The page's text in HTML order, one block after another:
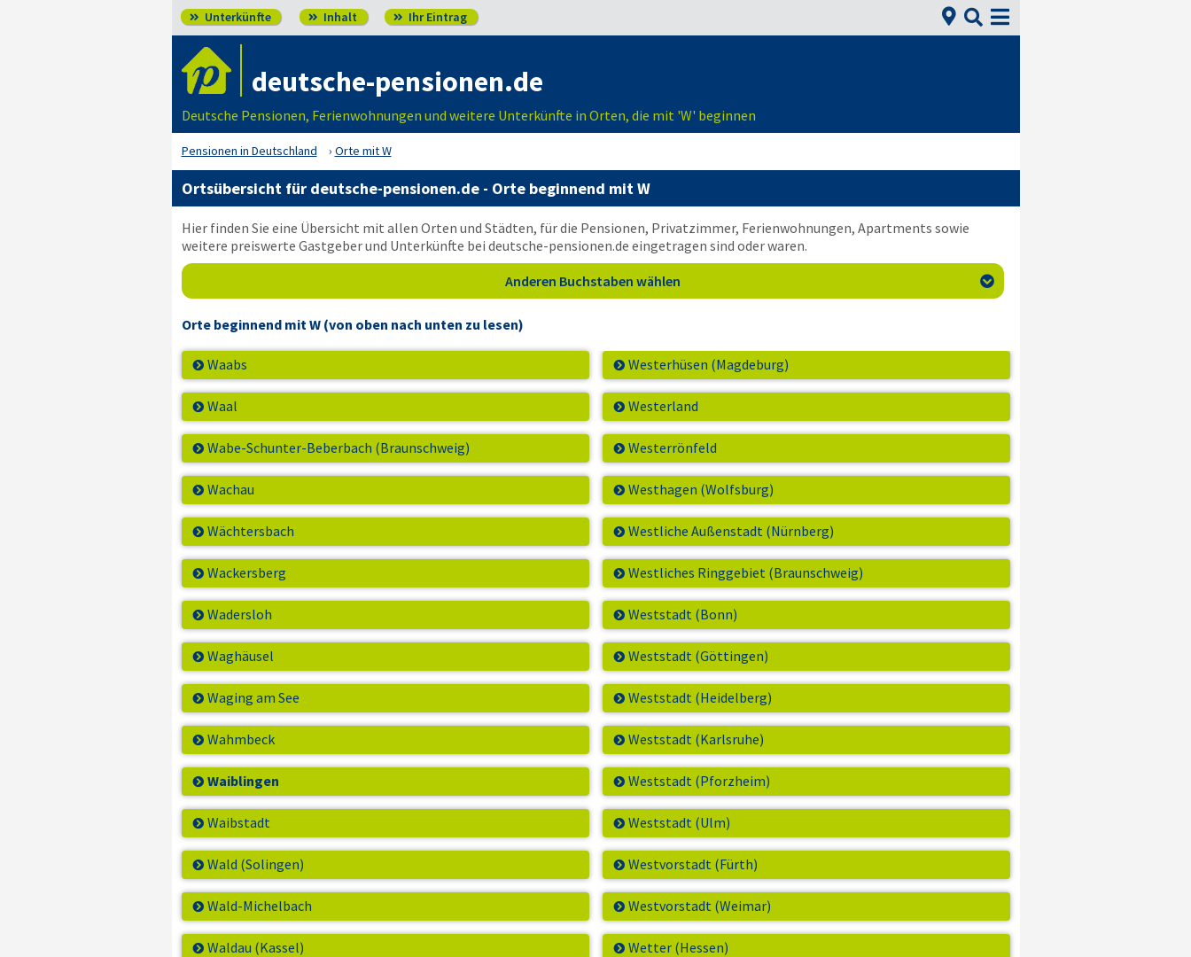
 Unterkünfte  Inhalt  Ihr Eintrag  
deutsche-pensionen.de
Deutsche Pensionen, Ferienwohnungen und weitere Unterkünfte in Orten, die mit 'W' beginnen
Pensionen in Deutschland Orte mit W
Ortsübersicht für deutsche-pensionen.de- Orte beginnend mit W
Hier finden Sie eine Übersicht mit allen Orten und Städten, für die Pensionen, Privatzimmer, Ferienwohnungen, Apartments sowie
weitere preiswerte Gastgeber und Unterkünfte bei deutsche-pensionen.de eingetragen sind oder waren.
Anderen Buchstaben wählen

Orte beginnend mit W (von oben nach unten zu lesen)
Waabs
Waal
Wabe-Schunter-Beberbach (Braunschweig)
Wachau
Wächtersbach
Wackersberg
Wadersloh
Waghäusel
Waging am See
Wahmbeck
Waiblingen
Waibstadt
Wald (Solingen)
Wald-Michelbach
Waldau (Kassel)
Westerhüsen (Magdeburg)
Westerland
Westerrönfeld
Westhagen (Wolfsburg)
Westliche Außenstadt (Nürnberg)
Westliches Ringgebiet (Braunschweig)
Weststadt (Bonn)
Weststadt (Göttingen)
Weststadt (Heidelberg)
Weststadt (Karlsruhe)
Weststadt (Pforzheim)
Weststadt (Ulm)
Westvorstadt (Fürth)
Westvorstadt (Weimar)
Wetter (Hessen)